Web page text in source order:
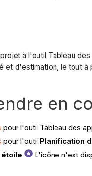
à l'outil Tableau
et d'estimation, le tout à
en
pour l'outil Tableau des
pour l'outil Planification
étoile L'icône n'est